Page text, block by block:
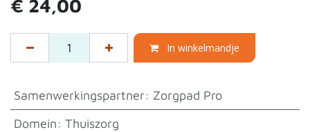
€ 24,00
In winkelmandje
Samenwerkingspartner: Zorgpad Pro
Domein: Thuiszorg